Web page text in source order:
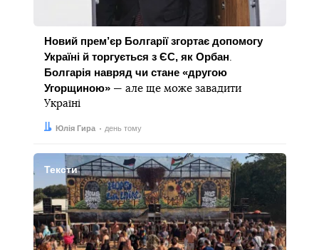
Новий прем’єр Болгарії згортає допомогу
Україні й торгується з ЄС, як Орбан.
Болгарія навряд чи стане «другою
Угорщиною» — але ще може завадити
Україні
Автор:
Юлія Гира
Дата: день тому
Тексти